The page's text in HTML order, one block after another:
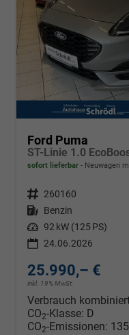
Ford Puma
ST-Linie 1.0
sofort lieferbar Neuwagen
Fahrzeugnr. 260160
Kraftstoff Benzin
Leistung 92 kW (125 PS)
24.06.2026
25.990,– €
inkl. 19% MwSt.
Verbrauch
CO2-Klasse: D
CO2-Emissionen: